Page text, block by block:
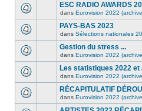
ESC RADIO AWARDS
dans Eurovision 2022
PAYS-BAS 2023
dans Sélections nationales
Gestion du stress ...
dans Eurovision 2022
Les statistiques 2022
dans Eurovision 2022
RÉCAPITULATIF
dans Eurovision 2022